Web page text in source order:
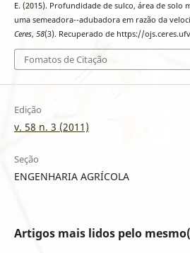
E. (2015). Profundidade de sulco, área de solo
uma semeadora--adubadora em razão da
Ceres, 58(3). Recuperado de https://
Fomatos de Citação
Edição
v. 58 n. 3 (2011)
Seção
ENGENHARIA AGRÍCOLA
Artigos mais lidos pelo